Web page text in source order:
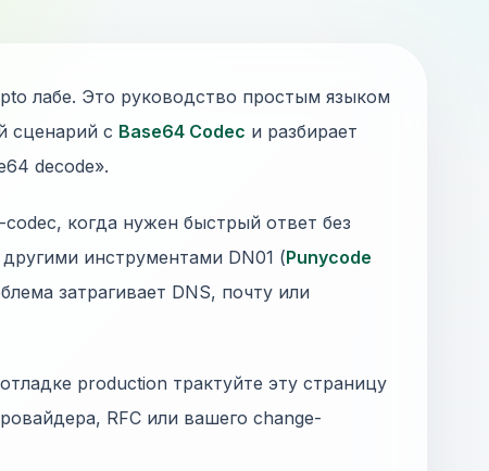
лабе. Это руководство простым языком
сценарий с Base64 Codec и разбирает
decode».
когда нужен быстрый ответ без
инструментами DN01 (Punycode
затрагивает DNS, почту или
production трактуйте эту страницу
RFC или вашего change-